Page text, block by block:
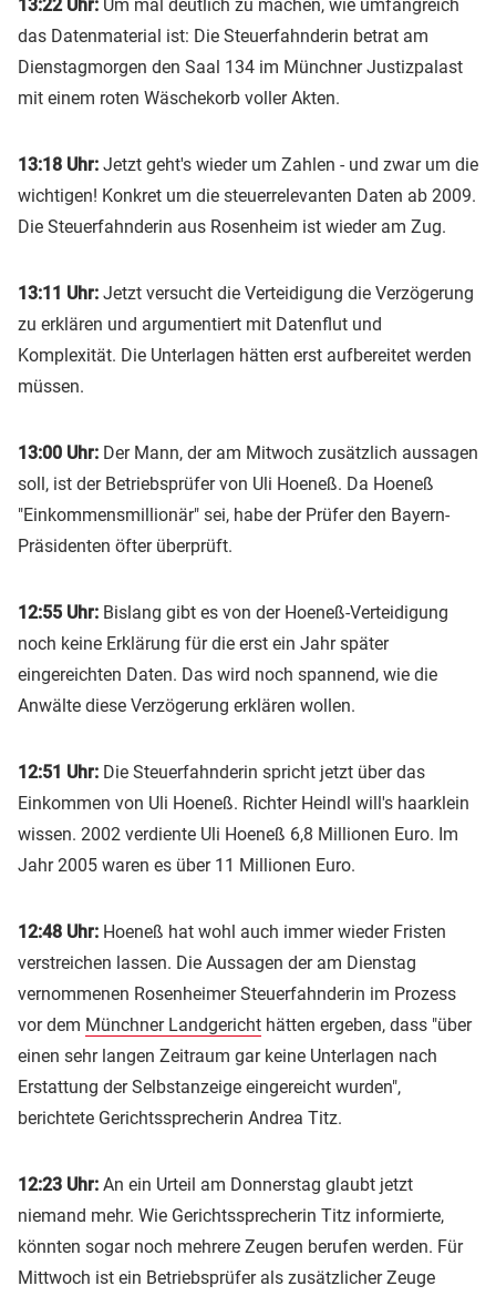
13:22 Uhr: Um mal deutlich zu machen, wie umfangreich
das Datenmaterial ist: Die Steuerfahnderin betrat am
Dienstagmorgen den Saal 134 im Münchner Justizpalast
mit einem roten Wäschekorb voller Akten.
13:18 Uhr: Jetzt geht's wieder um Zahlen - und zwar um die
wichtigen! Konkret um die steuerrelevanten Daten ab 2009.
Die Steuerfahnderin aus Rosenheim ist wieder am Zug.
13:11 Uhr: Jetzt versucht die Verteidigung die Verzögerung
zu erklären und argumentiert mit Datenflut und
Komplexität. Die Unterlagen hätten erst aufbereitet werden
müssen.
13:00 Uhr: Der Mann, der am Mitwoch zusätzlich aussagen
soll, ist der Betriebsprüfer von Uli Hoeneß. Da Hoeneß
"Einkommensmillionär" sei, habe der Prüfer den Bayern-
Präsidenten öfter überprüft.
12:55 Uhr: Bislang gibt es von der Hoeneß-Verteidigung
noch keine Erklärung für die erst ein Jahr später
eingereichten Daten. Das wird noch spannend, wie die
Anwälte diese Verzögerung erklären wollen.
12:51 Uhr: Die Steuerfahnderin spricht jetzt über das
Einkommen von Uli Hoeneß. Richter Heindl will's haarklein
wissen. 2002 verdiente Uli Hoeneß 6,8 Millionen Euro. Im
Jahr 2005 waren es über 11 Millionen Euro.
12:48 Uhr: Hoeneß hat wohl auch immer wieder Fristen
verstreichen lassen. Die Aussagen der am Dienstag
vernommenen Rosenheimer Steuerfahnderin im Prozess
vor dem Münchner Landgericht hätten ergeben, dass "über
einen sehr langen Zeitraum gar keine Unterlagen nach
Erstattung der Selbstanzeige eingereicht wurden",
berichtete Gerichtssprecherin Andrea Titz.
12:23 Uhr: An ein Urteil am Donnerstag glaubt jetzt
niemand mehr. Wie Gerichtssprecherin Titz informierte,
könnten sogar noch mehrere Zeugen berufen werden. Für
Mittwoch ist ein Betriebsprüfer als zusätzlicher Zeuge